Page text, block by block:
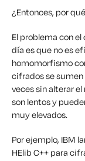
¿Entonces, por
El problema con
día es que no es
homomorfismo
cifrados se
veces sin alterar
son lentos y
muy elevados.
Por ejemplo, IBM
HElib C++ para